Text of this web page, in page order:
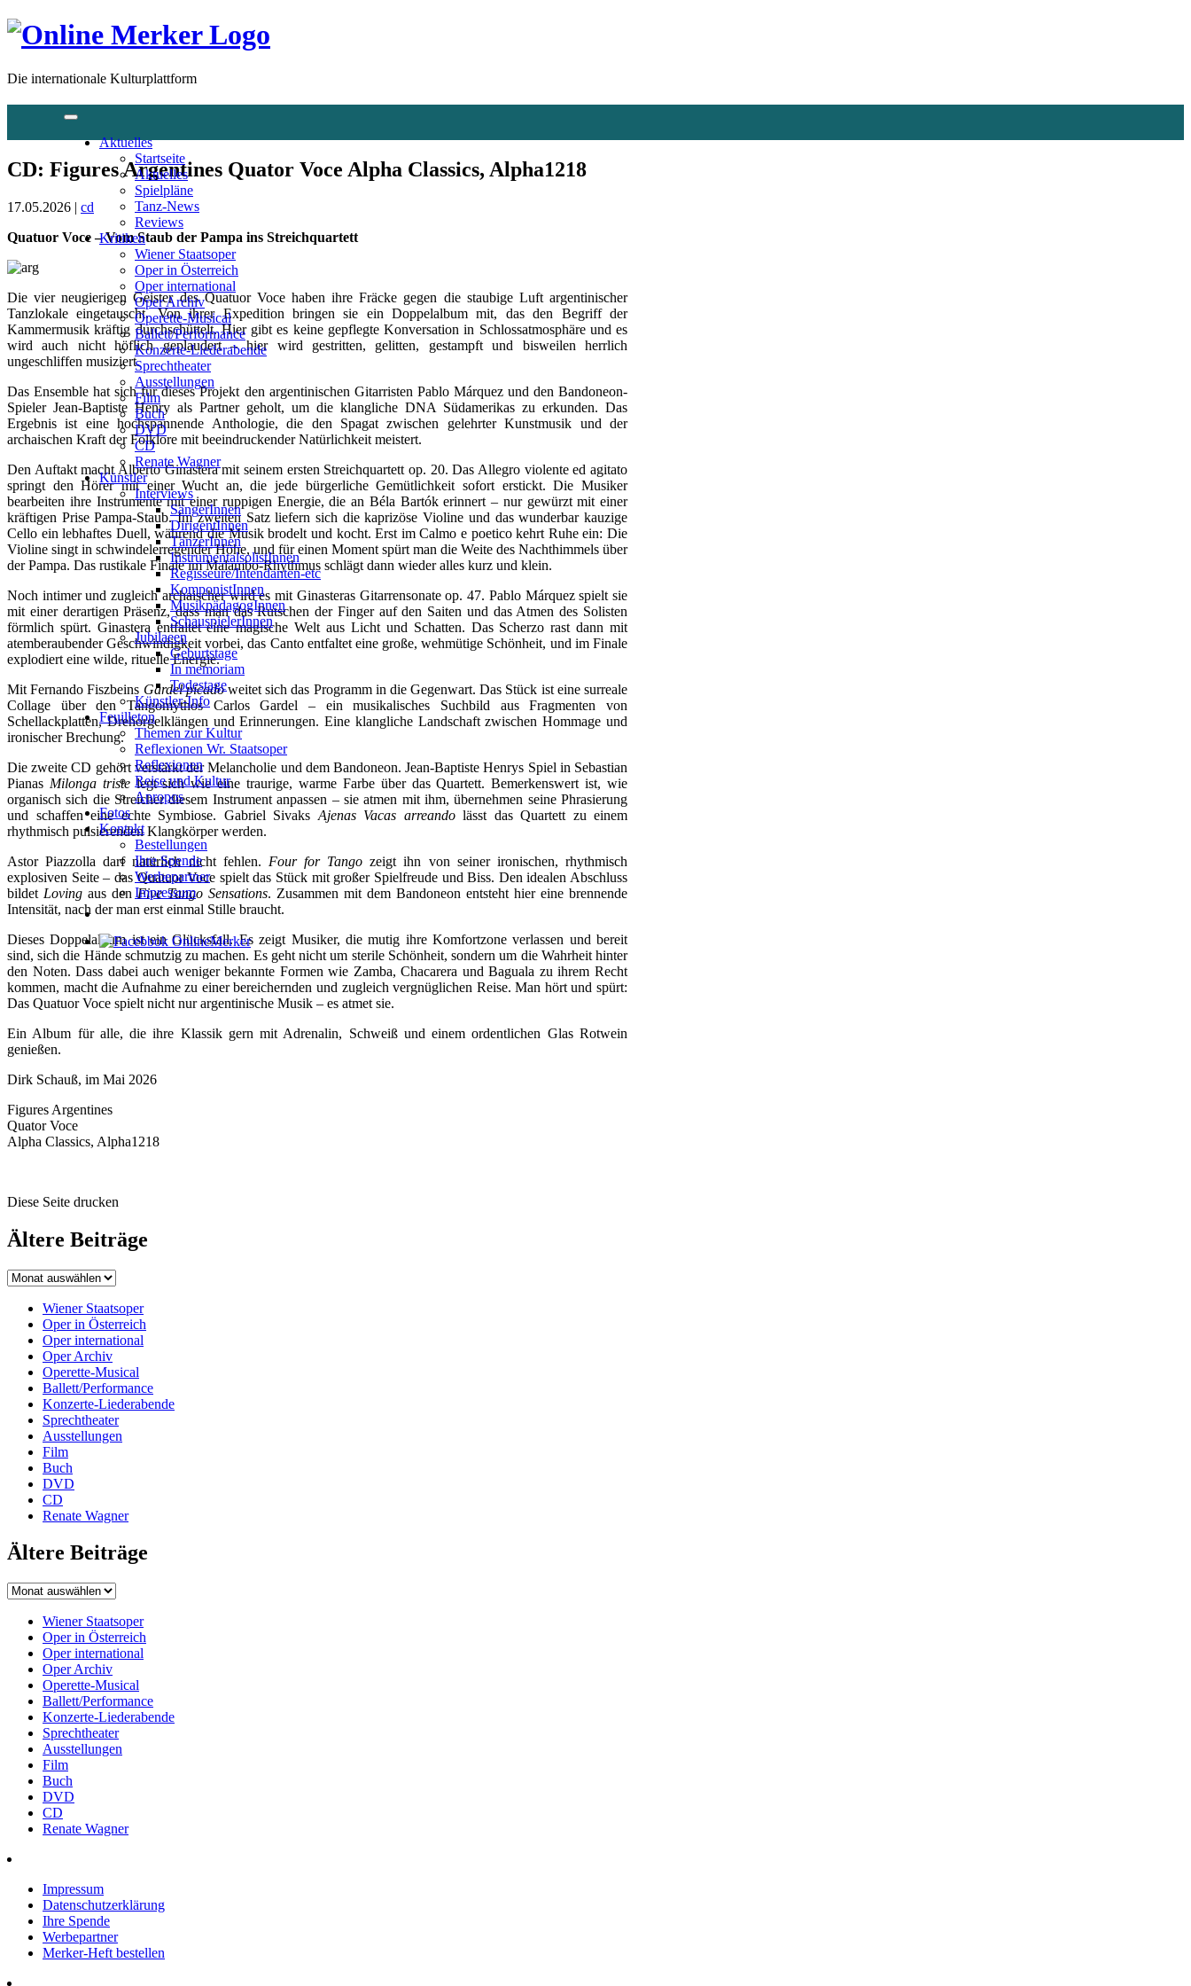
Die internationale Kulturplattform
Aktuelles
Startseite
Aktuelles
Spielpläne
Tanz-News
Reviews
Kritiken
Wiener Staatsoper
Oper in Österreich
Oper international
Oper Archiv
Operette-Musical
Ballett/Performance
Konzerte-Liederabende
Sprechtheater
Ausstellungen
Film
Buch
DVD
CD
Renate Wagner
Künstler
Interviews
SängerInnen
DirigentInnen
TänzerInnen
InstrumentalsolistInnen
Regisseure/Intendanten-etc
KomponistInnen
MusikpädagogInnen
SchauspielerInnen
Jubilaeen
Geburtstage
In memoriam
Todestage
Künstler-Info
Feuilleton
Themen zur Kultur
Reflexionen Wr. Staatsoper
Reflexionen
Reise und Kultur
Apropos
Fotos
Kontakt
Bestellungen
Ihre Spende
Werbepartner
Impressum
CD: Figures Argentines Quator Voce Alpha Classics, Alpha1218
17.05.2026 | cd
Quatuor Voce – Vom Staub der Pampa ins Streichquartett
Die vier neugierigen Geister des Quatuor Voce haben ihre Fräcke gegen die staubige Luft argentinischer
Tanzlokale eingetauscht. Von ihrer Expedition bringen sie ein Doppelalbum mit, das den Begriff der
Kammermusik kräftig durchschüttelt. Hier gibt es keine gepflegte Konversation in Schlossatmosphäre und es
wird auch nicht höflich geplaudert – hier wird gestritten, gelitten, gestampft und bisweilen herrlich
ungeschliffen musiziert.
Das Ensemble hat sich für dieses Projekt den argentinischen Gitarristen Pablo Márquez und den Bandoneon-
Spieler Jean-Baptiste Henry als Partner geholt, um die klangliche DNA Südamerikas zu erkunden. Das
Ergebnis ist eine hochspannende Anthologie, die den Spagat zwischen gelehrter Kunstmusik und der
archaischen Kraft der Folklore mit beeindruckender Natürlichkeit meistert.
Den Auftakt macht Alberto Ginastera mit seinem ersten Streichquartett op. 20. Das Allegro violente ed agitato
springt den Hörer mit einer Wucht an, die jede bürgerliche Gemütlichkeit sofort erstickt. Die Musiker
bearbeiten ihre Instrumente mit einer ruppigen Energie, die an Béla Bartók erinnert – nur gewürzt mit einer
kräftigen Prise Pampa-Staub. Im zweiten Satz liefern sich die kaprizöse Violine und das wunderbar kauzige
Cello ein lebhaftes Duell, während die Musik brodelt und kocht. Erst im Calmo e poetico kehrt Ruhe ein: Die
Violine singt in schwindelerregender Höhe, und für einen Moment spürt man die Weite des Nachthimmels über
der Pampa. Das rustikale Finale im Malambo-Rhythmus schlägt dann wieder alles kurz und klein.
Noch intimer und zugleich archaischer wird es mit Ginasteras Gitarrensonate op. 47. Pablo Márquez spielt sie
mit einer derartigen Präsenz, dass man das Rutschen der Finger auf den Saiten und das Atmen des Solisten
förmlich spürt. Ginastera entfaltet eine magische Welt aus Licht und Schatten. Das Scherzo rast dann mit
atemberaubender Geschwindigkeit vorbei, das Canto entfaltet eine große, wehmütige Schönheit, und im Finale
explodiert eine wilde, rituelle Energie.
Mit Fernando Fiszbeins Gardel picadoweitet sich das Programm in die Gegenwart. Das Stück ist eine surreale
Collage über den Tangomythos Carlos Gardel – ein musikalisches Suchbild aus Fragmenten von
Schellackplatten, Drehorgelklängen und Erinnerungen. Eine klangliche Landschaft zwischen Hommage und
ironischer Brechung.
Die zweite CD gehört verstärkt der Melancholie und dem Bandoneon. Jean-Baptiste Henrys Spiel in Sebastian
Pianas Milonga tristelegt sich wie eine traurige, warme Farbe über das Quartett. Bemerkenswert ist, wie
organisch sich die Streicher diesem Instrument anpassen – sie atmen mit ihm, übernehmen seine Phrasierung
und schaffen eine echte Symbiose. Gabriel Sivaks Ajenas Vacas arreandolässt das Quartett zu einem
rhythmisch pulsierenden Klangkörper werden.
Astor Piazzolla darf natürlich nicht fehlen. Four for Tango zeigt ihn von seiner ironischen, rhythmisch
explosiven Seite – das Quatuor Voce spielt das Stück mit großer Spielfreude und Biss. Den idealen Abschluss
bildet Loving aus denFive Tango Sensations. Zusammen mit dem Bandoneon entsteht hier eine brennende
Intensität, nach der man erst einmal Stille braucht.
Dieses Doppelalbum ist ein Glücksfall. Es zeigt Musiker, die mutig ihre Komfortzone verlassen und bereit
sind, sich die Hände schmutzig zu machen. Es geht nicht um sterile Schönheit, sondern um die Wahrheit hinter
den Noten. Dass dabei auch weniger bekannte Formen wie Zamba, Chacarera und Baguala zu ihrem Recht
kommen, macht die Aufnahme zu einer bereichernden und zugleich vergnüglichen Reise. Man hört und spürt:
Das Quatuor Voce spielt nicht nur argentinische Musik – es atmet sie.
Ein Album für alle, die ihre Klassik gern mit Adrenalin, Schweiß und einem ordentlichen Glas Rotwein
genießen.
Dirk Schauß, im Mai 2026
Figures Argentines
Quator Voce
Alpha Classics, Alpha1218
Diese Seite drucken
Ältere Beiträge
Wiener Staatsoper
Oper in Österreich
Oper international
Oper Archiv
Operette-Musical
Ballett/Performance
Konzerte-Liederabende
Sprechtheater
Ausstellungen
Film
Buch
DVD
CD
Renate Wagner
Ältere Beiträge
Wiener Staatsoper
Oper in Österreich
Oper international
Oper Archiv
Operette-Musical
Ballett/Performance
Konzerte-Liederabende
Sprechtheater
Ausstellungen
Film
Buch
DVD
CD
Renate Wagner
Impressum
Datenschutzerklärung
Ihre Spende
Werbepartner
Merker-Heft bestellen